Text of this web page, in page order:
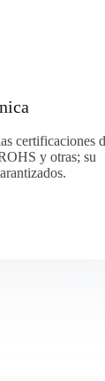
certificaciones
y otras; su